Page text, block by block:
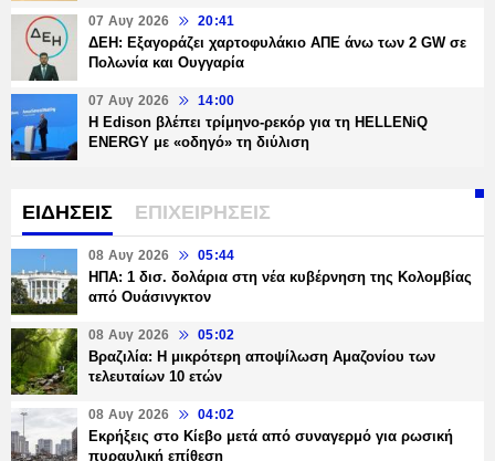
07 Αυγ 2026 20:41
ΔΕΗ: Εξαγοράζει χαρτοφυλάκιο ΑΠΕ άνω των 2 GW σε
Πολωνία και Ουγγαρία
07 Αυγ 2026 14:00
Η Edison βλέπει τρίμηνο-ρεκόρ για τη HELLENiQ
ENERGY με «οδηγό» τη διύλιση
ΕΙΔΗΣΕΙΣ ΕΠΙΧΕΙΡΗΣΕΙΣ
08 Αυγ 2026 05:44
ΗΠΑ: 1 δισ. δολάρια στη νέα κυβέρνηση της Κολομβίας
από Ουάσινγκτον
08 Αυγ 2026 05:02
Βραζιλία: Η μικρότερη αποψίλωση Αμαζονίου των
τελευταίων 10 ετών
08 Αυγ 2026 04:02
Εκρήξεις στο Κίεβο μετά από συναγερμό για ρωσική
πυραυλική επίθεση